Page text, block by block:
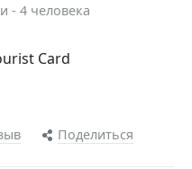
- 4 человека
Card
Поделиться